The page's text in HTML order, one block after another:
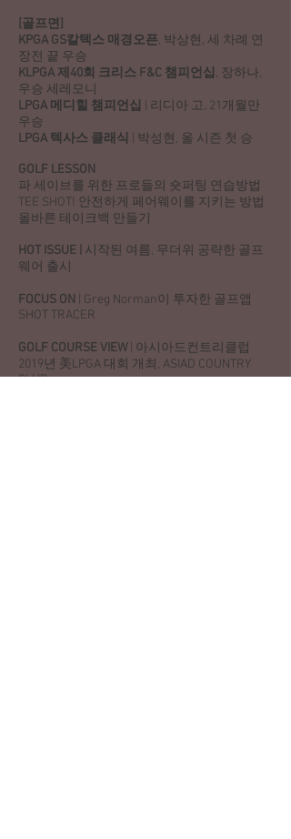
[골프면]
KPGA GS칼텍스 매경오픈, 박상현, 세 차례 연
장전 끝 우승
KLPGA 제40회 크리스 F&C 챔피언십 , 장하나,
우승 세레모니
LPGA 메디힐 챔피언십
| 리디아 고, 21개월만
우승
LPGA 텍사스 클래식
| 박성현, 올 시즌 첫 승
GOLF LESSON
파 세이브를 위한 프로들의 숏퍼팅 연습방법
TEE SHOT! 안전하게 페어웨이를 지키는 방법
올바른 테이크백 만들기
HOT ISSUE | 시작된 여름, 무더위 공략한 골프
웨어 출시
FOCUS ON | Greg Norman이 투자한 골프앱
SHOT TRACER
GOLF COURSE VIEW| 아시아드컨트리클럽
2019년 美LPGA 대회 개최, ASIAD COUNTRY
CLUB